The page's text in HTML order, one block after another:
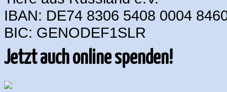
IBAN: DE74 8306 5408 0004
BIC: GENODEF1SLR
Jetzt auch online spenden!